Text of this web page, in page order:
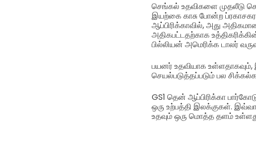
செங்கல் உதவிகளை முதலீடு
இயற்கை காசு போன்ற
ஆப்பிரிக்காவில், அது
அதிகபட்டதற்காக
பில்லியன் அமெரிக்க டாலர்
பயனர் உதவியாக
செயல்படுத்தப்படும் பல
GS1 தென் ஆப்பிரிக்கா
ஒரு உற்பத்தி இலக்குகள்.
உதவும் ஒரு மொத்த தளம்